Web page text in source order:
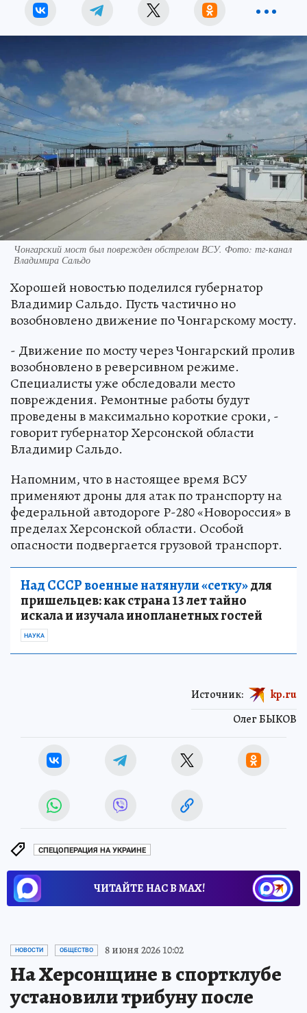
Чонгарский мост был поврежден обстрелом ВСУ. Фото: тг-канал
Владимира Сальдо
Хорошей новостью поделился губернатор
Владимир Сальдо. Пусть частично но
возобновлено движение по Чонгарскому мосту.
- Движение по мосту через Чонгарский пролив
возобновлено в реверсивном режиме.
Специалисты уже обследовали место
повреждения. Ремонтные работы будут
проведены в максимально короткие сроки, -
говорит губернатор Херсонской области
Владимир Сальдо.
Напомним, что в настоящее время ВСУ
применяют дроны для атак по транспорту на
федеральной автодороге Р-280 «Новороссия» в
пределах Херсонской области. Особой
опасности подвергается грузовой транспорт.
Над СССР военные натянули «сетку»для
пришельцев: как страна 13 лет тайно
искала и изучала инопланетных гостей
НАУКА
Олег БЫКОВ
Источник: kp.ru
СПЕЦОПЕРАЦИЯ НА УКРАИНЕ
ЧИТАЙТЕ НАС В МАХ!
НОВОСТИ ОБЩЕСТВО 8 июня 2026 10:02
На Херсонщине в спортклубе
установили трибуну после